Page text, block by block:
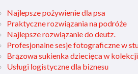
Najlepsze pożywienie dla psa
Praktyczne rozwiązania na podróże
Najlepsze rozwiązanie do deutz.
Profesjonalne sesje fotograficzne w
Brązowa sukienka dziecięca w
Usługi logistyczne dla biznesu